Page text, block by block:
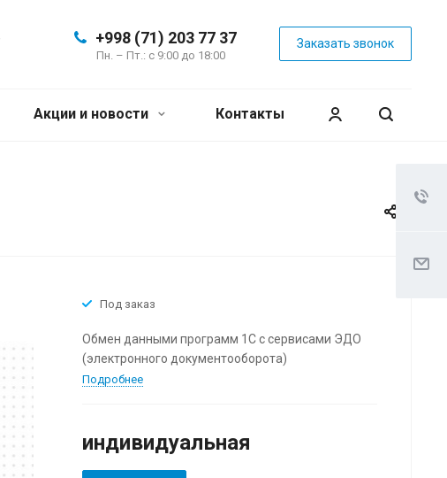
+998 (71) 203 77 37
Пн. – Пт.: с 9:00 до 18:00
Заказать звонок
Акции и новости Контакты
Под заказ
Обмен данными программ 1С с сервисами ЭДО
(электронного документооборота)
Подробнее
индивидуальная